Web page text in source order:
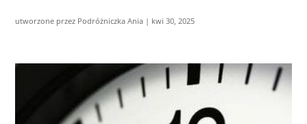
utworzone przez Podróżniczka Ania | kwi 30, 2025